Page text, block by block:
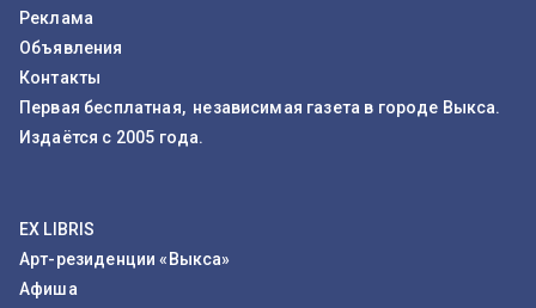
Реклама
Объявления
Контакты
Первая бесплатная, независимая газета в городе Выкса.
Издаётся с 2005 года.
EX LIBRIS
Арт-резиденции «Выкса»
Афиша